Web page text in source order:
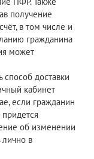
получение
в том числе и
гражданина
может
доставки
кабинет
если гражданин
об изменении
лично в